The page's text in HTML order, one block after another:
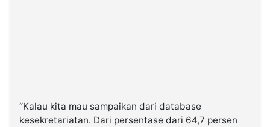
“Kalau kita mau sampaikan dari database
kesekretariatan. Dari persentase dari 64,7 persen